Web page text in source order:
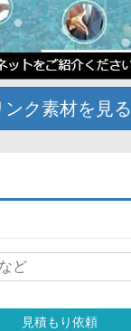
ンク素材を見る
見積もり依頼